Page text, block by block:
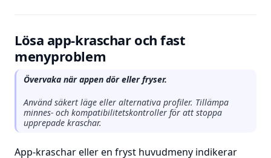
Lösa app-kraschar och fast
menyproblem
Övervaka när appen dör eller fryser.
Använd säkert läge eller alternativa profiler. Tillämpa
minnes- och kompatibilitetskontroller för att stoppa
upprepade kraschar.
App-kraschar eller en fryst huvudmeny indikerar